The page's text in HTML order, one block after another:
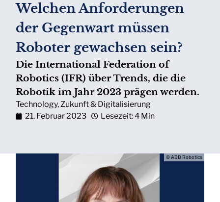
Welchen Anforderungen
der Gegenwart müssen
Roboter gewachsen sein?
Die International Federation of
Robotics (IFR) über Trends, die die
Robotik im Jahr 2023 prägen werden.
Technology,Zukunft & Digitalisierung
21. Februar 2023
Lesezeit: 4 Min
© ABB Robotics